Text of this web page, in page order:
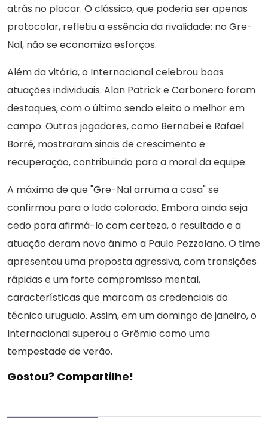
atrás no placar. O clássico, que poderia ser apenas
protocolar, refletiu a essência da rivalidade: no Gre-
Nal, não se economiza esforços.
Além da vitória, o Internacional celebrou boas
atuações individuais. Alan Patrick e Carbonero foram
destaques, com o último sendo eleito o melhor em
campo. Outros jogadores, como Bernabei e Rafael
Borré, mostraram sinais de crescimento e
recuperação, contribuindo para a moral da equipe.
A máxima de que "Gre-Nal arruma a casa" se
confirmou para o lado colorado. Embora ainda seja
cedo para afirmá-lo com certeza, o resultado e a
atuação deram novo ânimo a Paulo Pezzolano. O time
apresentou uma proposta agressiva, com transições
rápidas e um forte compromisso mental,
características que marcam as credenciais do
técnico uruguaio. Assim, em um domingo de janeiro, o
Internacional superou o Grêmio como uma
tempestade de verão.
Gostou? Compartilhe!